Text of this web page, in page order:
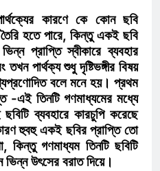
কারণে কে কোন ছবি
তৈরি হতে পারে, কিন্তু একই ছবি
প্রাপ্তি স্বীকারে ব্যবহার
পার্থক্য শুধু দৃষ্টিভঙ্গীর বিষয়
বলে মনে হয়। প্রথম
-এই তিনটি গণমাধ্যমের মধ্যে
ব্যবহারে কারচুপি করেছে
হুবহু একই ছবির প্রাপ্তি তো
গণমাধ্যম তিনটি ছবিটি
উৎসের বরাত দিয়ে।